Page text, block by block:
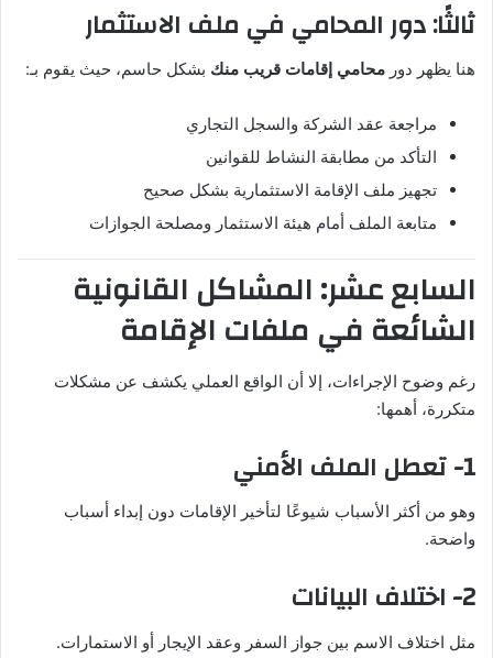
ثالثًا: دور المحامي في ملف الاستثمار
هنا يظهر دور محامي إقامات قريب منك بشكل حاسم، حيث يقوم بـ:
مراجعة عقد الشركة والسجل التجاري
التأكد من مطابقة النشاط للقوانين
تجهيز ملف الإقامة الاستثمارية بشكل صحيح
متابعة الملف أمام هيئة الاستثمار ومصلحة الجوازات
السابع عشر: المشاكل القانونية
الشائعة في ملفات الإقامة
رغم وضوح الإجراءات، إلا أن الواقع العملي يكشف عن مشكلات
متكررة، أهمها:
1- تعطل الملف الأمني
وهو من أكثر الأسباب شيوعًا لتأخير الإقامات دون إبداء أسباب
واضحة.
2- اختلاف البيانات
مثل اختلاف الاسم بين جواز السفر وعقد الإيجار أو الاستمارات.